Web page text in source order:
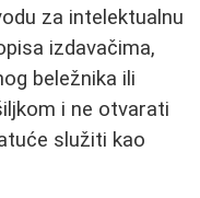
za intelektualnu
izdavačima,
beležnika ili
i ne otvarati
služiti kao